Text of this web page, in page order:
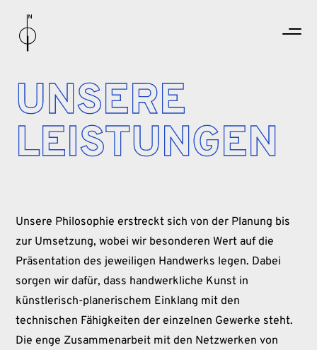
UNSERE
LEISTUNGEN
Unsere Philosophie erstreckt sich von der Planung bis
zur Umsetzung, wobei wir besonderen Wert auf die
Präsentation des jeweiligen Handwerks legen. Dabei
sorgen wir dafür, dass handwerkliche Kunst in
künstlerisch-planerischem Einklang mit den
technischen Fähigkeiten der einzelnen Gewerke steht.
Die enge Zusammenarbeit mit den Netzwerken von